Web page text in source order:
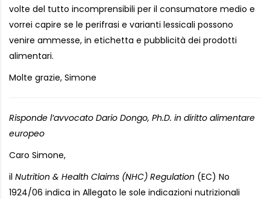
volte del tutto incomprensibili per il consumatore medio e
vorrei capire se le perifrasi e varianti lessicali possono
venire ammesse, in etichetta e pubblicità dei prodotti
alimentari.
Molte grazie, Simone
Risponde l’avvocato Dario Dongo, Ph.D. in diritto alimentare
europeo
Caro Simone,
il Nutrition & Health Claims (NHC) Regulation (EC) No
1924/06 indica in Allegato le sole indicazioni nutrizionali